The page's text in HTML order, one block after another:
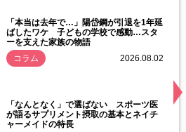
「本当は去年で…」陽岱鋼が引退を1年延
ばしたワケ 子どもの学校で感動…スタ
ーを支えた家族の物語
コラム
2026.08.02
「なんとなく」で選ばない スポーツ医
が語るサプリメント摂取の基本とネイチ
ャーメイドの特長